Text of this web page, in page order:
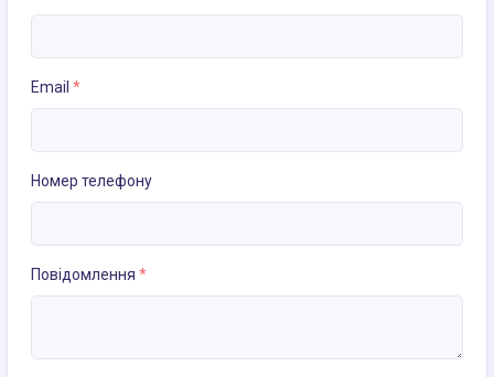
Email *
Номер телефону
Повідомлення *